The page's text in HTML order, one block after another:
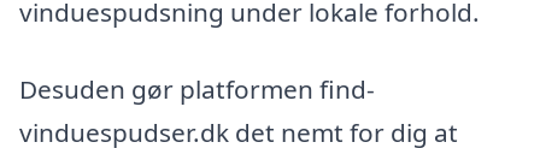
vinduespudsning under lokale forhold.
Desuden gør platformen find-
vinduespudser.dk det nemt for dig at